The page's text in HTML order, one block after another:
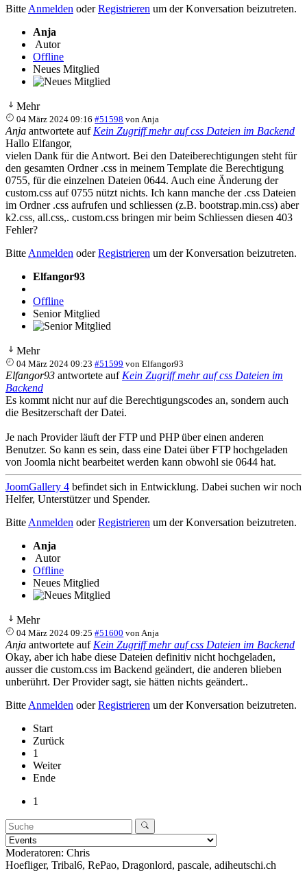
Bitte Anmelden oderRegistrieren um der Konversation beizutreten.
Anja
Autor
Offline
Neues Mitglied
Mehr
04 März 2024 09:16 #51598 von Anja
Anja antwortete auf Kein Zugriff mehr auf css Dateien im Backend
Hallo Elfangor,
vielen Dank für die Antwort. Bei den Dateiberechtigungen steht für
den gesamten Ordner .css in meinem Template die Berechtigung
0755, für die einzelnen Dateien 0644. Auch eine Änderung der
custom.css auf 0755 nützt nichts. Ich kann manche der .css Dateien
im Ordner .css aufrufen und schliessen (z.B. bootstrap.min.css) aber
k2.css, all.css,. custom.css bringen mir beim Schliessen diesen 403
Fehler?
Bitte Anmelden oderRegistrieren um der Konversation beizutreten.
Elfangor93
Offline
Senior Mitglied
Mehr
04 März 2024 09:23 #51599 vonElfangor93
Elfangor93 antwortete auf Kein Zugriff mehr auf css Dateien im
Backend
Es kommt nicht nur auf die Berechtigungscodes an, sondern auch
die Besitzerschaft der Datei.
Je nach Provider läuft der FTP und PHP über einen anderen
Benutzer. So kann es sein, dass eine Datei über FTP hochgeladen
von Joomla nicht bearbeitet werden kann obwohl sie 0644 hat.
JoomGallery 4 befindet sich in Entwicklung. Dabei suchen wir noch
Helfer, Unterstützer und Spender.
Bitte Anmelden oderRegistrieren um der Konversation beizutreten.
Anja
Autor
Offline
Neues Mitglied
Mehr
04 März 2024 09:25 #51600 von Anja
Anja antwortete auf Kein Zugriff mehr auf css Dateien im Backend
Okay, aber ich habe diese Dateien definitiv nicht hochgeladen,
ausser die custom.css im Backend geändert, die anderen blieben
unberührt. Der Provider sagt, sie hätten nichts geändert..
Bitte Anmelden oderRegistrieren um der Konversation beizutreten.
Start
Zurück
1
Weiter
Ende
1
Moderatoren: Chris
Hoefliger, Tribal6, RePao, Dragonlord, pascale, adiheutschi.ch